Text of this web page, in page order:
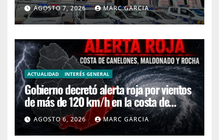
AGOSTO 7, 2026 MARC GARCIA
ACTUALIDAD INTERÉS GENERAL
Gobierno decretó alerta roja por vientos
de más de 120 km/h en la costa de
Canelones, Maldonado y Rocha
AGOSTO 6, 2026 MARC GARCIA